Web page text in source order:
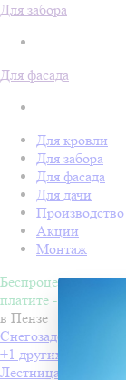
Для забора
Для фасада
Для кровли
Для забора
Для фасада
Для дачи
Акции
Монтаж
Беспроцентная
платите - потом!
в Пензе
Снегозадержатели
+1 других цветов
Лестница стеновая